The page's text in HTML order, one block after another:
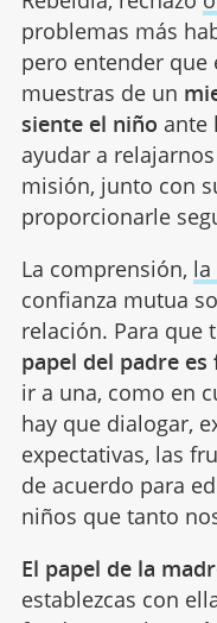
problemas más
pero entender que
muestras de un
siente el niño ante
ayudar a
misión, junto con
proporcionarle
La comprensión, la
confianza mutua
relación. Para que
papel del padre
ir a una, como en
hay que dialogar,
expectativas, las
de acuerdo para
niños que tanto
El papel de la
establezcas con